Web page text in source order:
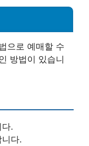
으로 예매할 수
방법이 있습니
.
다.